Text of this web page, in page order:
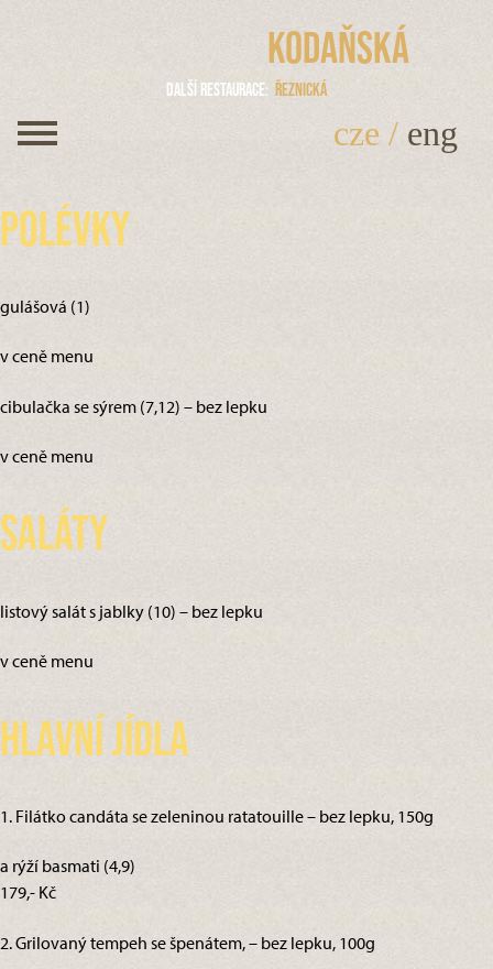
Kodaňská
Další restaurace Řeznická
cze / eng
Polévky
gulášová (1)
v ceně menu
cibulačka se sýrem (7,12) – bez lepku
v ceně menu
Saláty
listový salát s jablky (10) – bez lepku
v ceně menu
Hlavní jídla
1. Filátko candáta se zeleninou ratatouille – bez lepku, 150g
a rýží basmati (4,9)
179,- Kč
2. Grilovaný tempeh se špenátem, – bez lepku, 100g